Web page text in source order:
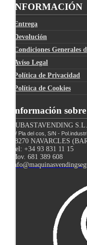
INFORMACIÓN
Entrega
Devolución
Condiciones Generales
Avíso Legal
Política de Privacidad
Política de Cookies
Información
SUBASTAVENDING S.L.
C/ Pla del cos, S/N -
08270 NAVARCLES
Tel: +34 93 831 11 15
Mov. 681 389 608